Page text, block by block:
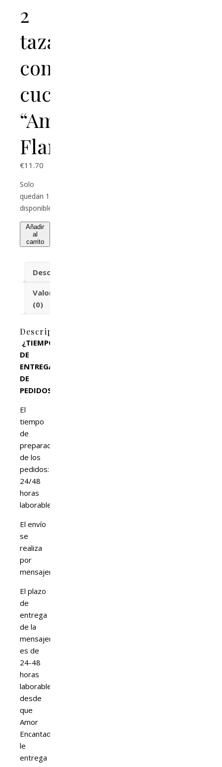
2
tazas
con
cucharas
“Amor
Flamingo”
€11.70
Solo
quedan 1
disponibles
Añadir
al
carrito
Descripción
Valoraciones
(0)
Descripción
¿TIEMPO
DE
ENTREGA
DE
PEDIDOS?
El
tiempo
de
preparación
de los
pedidos:
24/48
horas
laborables.
El envío
se
realiza
por
mensajería.
El plazo
de
entrega
de la
mensajería
es de
24-48
horas
laborables
desde
que
Amor
Encantado
le
entrega